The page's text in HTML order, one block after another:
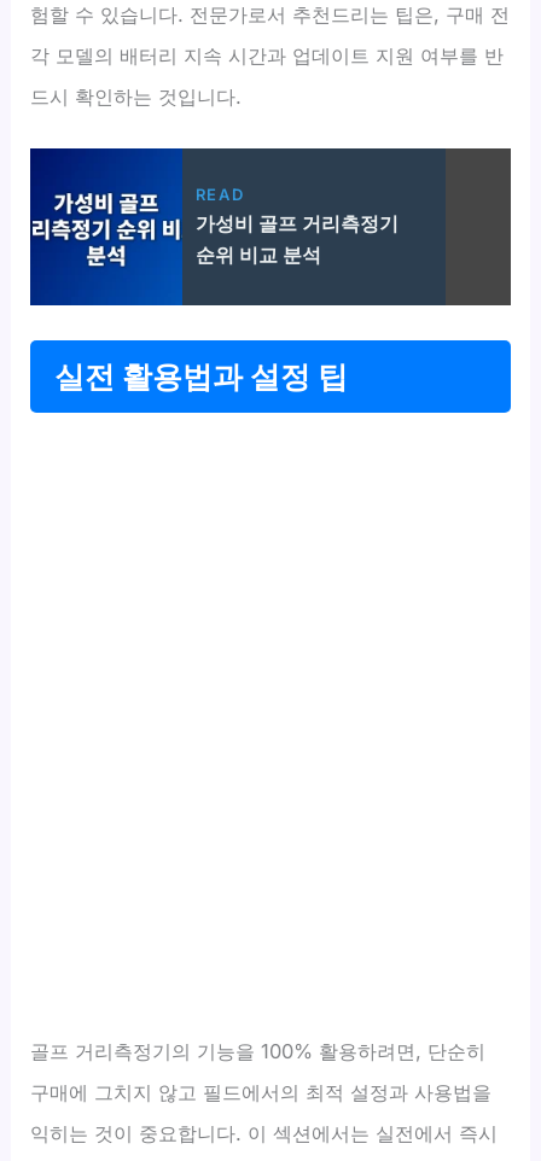
험할 수 있습니다. 전문가로서 추천드리는 팁은, 구매 전
각 모델의 배터리 지속 시간과 업데이트 지원 여부를 반
드시 확인하는 것입니다.
READ
가성비 골프 거리측정기
순위 비교 분석
실전 활용법과 설정 팁
골프 거리측정기의 기능을 100% 활용하려면, 단순히
구매에 그치지 않고 필드에서의 최적 설정과 사용법을
익히는 것이 중요합니다. 이 섹션에서는 실전에서 즉시